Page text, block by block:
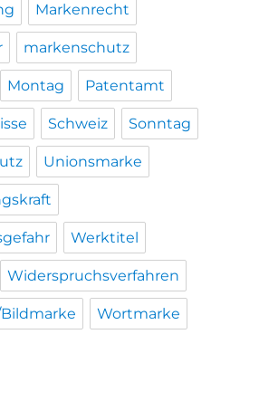
Markenrecht
markenschutz
Montag Patentamt
Schweiz Sonntag
Unionsmarke
Werktitel
Widerspruchsverfahren
Wortmarke